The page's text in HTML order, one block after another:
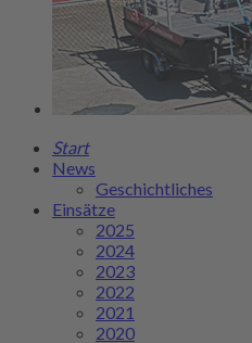
Start
News
Geschichtliches
Einsätze
2025
2024
2023
2022
2021
2020